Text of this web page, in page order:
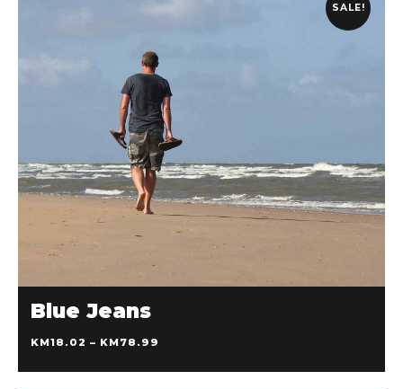
SALE!
Blue Jeans
KM18.02 – KM78.99
KM18.02
POGLEDAJ PROIZVODE